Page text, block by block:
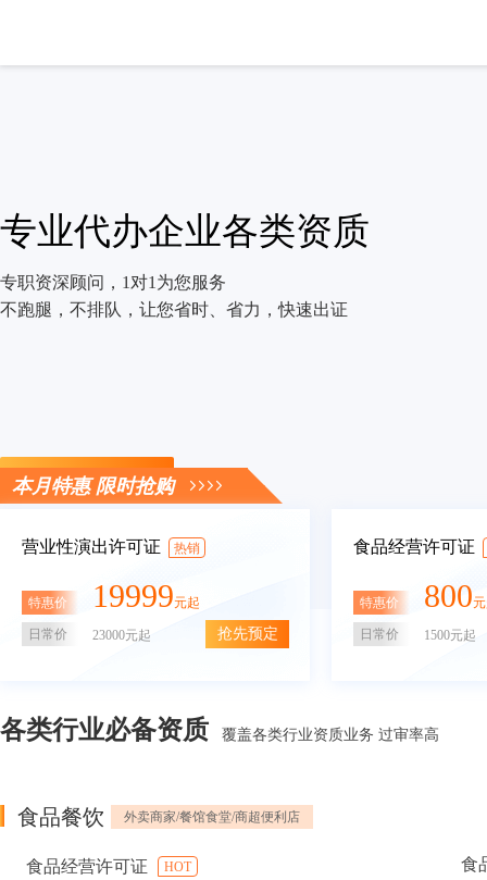
专业代办企业各类资质
专职资深顾问，1对1为您服务
不跑腿，不排队，让您省时、省力，快速出证
立即咨询
本月特惠 限时抢购
营业性演出许可证 热销
特惠价 19999元起
日常价 23000元起 抢先预定
食品经营许可证
特惠价 800
日常价 1500元起
各类行业必备资质 覆盖各类行业资质业务 过审率高
食品餐饮 外卖商家/餐馆食堂/商超便利店
食品经营许可证 HOT 食